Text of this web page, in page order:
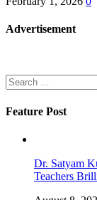
Advertisement
Search
for:
Feature Post
Dr. Satyam
Teachers